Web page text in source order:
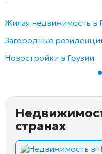
Жилая недвижимость в
Загородные
Новостройки в Грузии
странах
Недвижимость в